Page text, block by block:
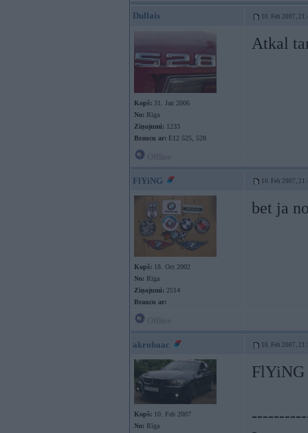
Dullais 10. Feb 2007,
Kopš: 31. Jan 2006
No: Rīga
Ziņojumi: 1233
Braucu ar: E12 525, 528
Atkal
FlYiNG 10. Feb 2007,
Kopš: 18. Oct 2002
No: Rīga
Ziņojumi: 2514
Braucu ar:
bet ja
akrobaac 10. Feb 2007,
Kopš: 10. Feb 2007
No: Rīga
FlYiNG